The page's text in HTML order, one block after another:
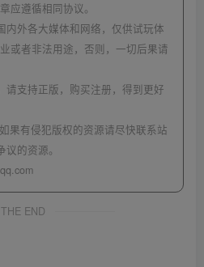
应遵循相同协议。
内外各大媒体和网络，仅供试玩体
或者非法用途，否则，一切后果请
请支持正版，购买注册，得到更好
果有侵犯版权的资源请尽快联系站
的资源。
THE END